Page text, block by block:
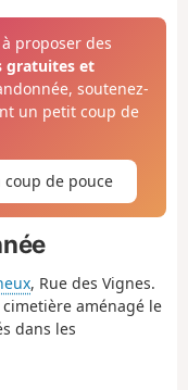
proposer des
gratuites et
soutenez-
un petit coup de
coup de pouce
, Rue des Vignes.
aménagé le
dans les